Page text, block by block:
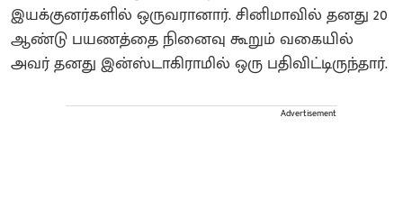
இயக்குனர்களில் ஒருவரானார். சினிமாவில் தனது 20
ஆண்டு பயணத்தை நினைவு கூறும் வகையில்
அவர் தனது இன்ஸ்டாகிராமில் ஒரு பதிவிட்டிருந்தார்.
Advertisement